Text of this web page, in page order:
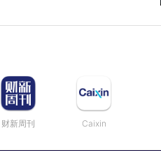
财新周刊 Caixin